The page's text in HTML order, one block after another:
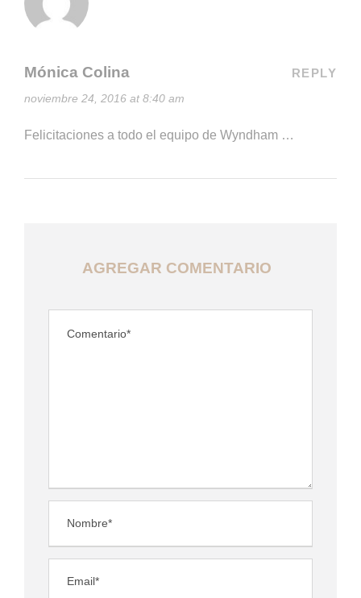
Mónica Colina
noviembre 24, 2016 at 8:40 am
REPLY
Felicitaciones a todo el equipo de Wyndham …
AGREGAR COMENTARIO